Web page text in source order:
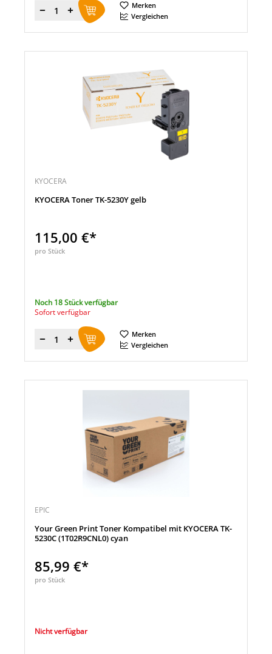
Menge
Merken
Vergleichen
KYOCERA
KYOCERA Toner TK-5230Y gelb
115,00 €*
pro Stück
Noch 18 Stück verfügbar
Sofort verfügbar
Menge
Merken
Vergleichen
EPIC
Your Green Print Toner Kompatibel mit KYOCERA TK-
5230C (1T02R9CNL0) cyan
85,99 €*
pro Stück
Nicht verfügbar